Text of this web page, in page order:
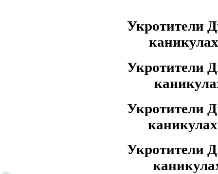
Укротители
Укротители
Укротители
Укротители